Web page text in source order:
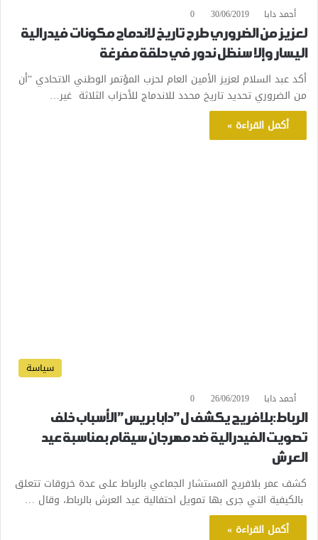
أحمد دابا 30/06/2019
0
لعزيز من الضروري طرح تاريخ لاندماج مكونات فيدرالية
اليسار وإلا سنظل ندور في حلقة مفرغة
أكد عبد السلام لعزيز الأمين العام لحزب المؤتمر الوطني الاتحادي “أن
من الضروري تحديد تاريخ محدد للاندماج للأحزاب الثلاثة غير…
أكمل القراءة »
سياسة
أحمد دابا 26/06/2019
0
الرباط:بلافريج يكشف ل”دابا بريس” الأسباب خلف
تصويت الفيدرالية ضد مهرجان سيقام بمناسبة عيد
العرش
كشف عمر بلافريج المستشار الجماعي بالرباط على عدة خروقات تتعلق
بالكيفية التي جرى بها تمويل احتفالية عيد العرش بالرباط، وقال …
أكمل القراءة »